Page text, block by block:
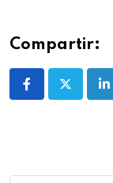
Compartir: